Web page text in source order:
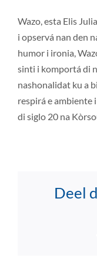
Wazo, esta Elis
i opservá nan den
humor i ironia,
sinti i komportá di
nashonalidat ku a
respirá e ambiente
di siglo 20 na
Deel